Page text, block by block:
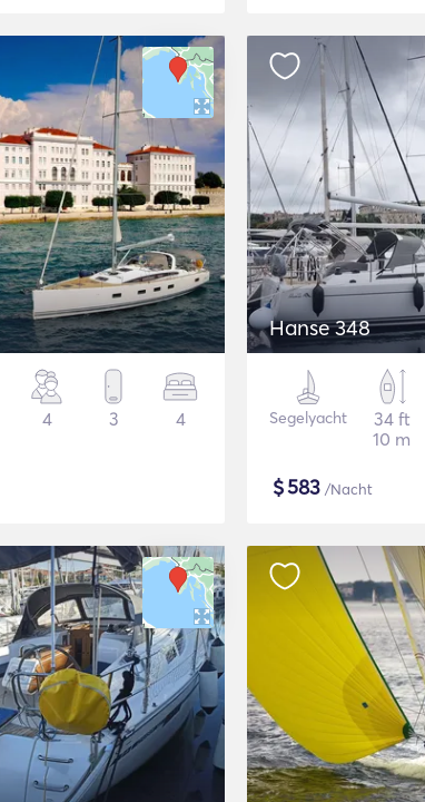
4 3 4
Hanse 348
Segelyacht
34 ft
10 m
$583 /Nacht